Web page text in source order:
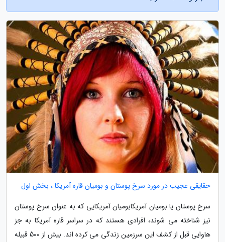
حقایقی عجیب در مورد سرخ پوستان و بومیان قاره آمریکا ، بخش اول
سرخ پوستان یا بومیان آمریکابومیان آمریکایی که به عنوان سرخ پوستان
نیز شناخته می شوند، افرادی هستند که در سراسر قاره آمریکا به جز
هاوایی قبل از کشف این سرزمین زندگی می کرده اند. بیش از 500 قبیله